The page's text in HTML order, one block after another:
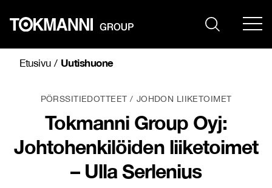
sisältöön
Etusivu/ Uutishuone
PÖRSSITIEDOTTEET JOHDON LIIKETOIMET
Tokmanni Group Oyj:
Johtohenkilöiden liiketoimet
– Ulla Serlenius